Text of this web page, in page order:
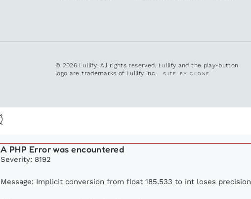
© 2026 Lullify. All rights reserved. Lullify and the play-button
logo are trademarks of Lullify Inc.SITE BY CLONE
A PHP Error was encountered
Severity: 8192
Message: Implicit conversion from float 185.533 to int loses precision